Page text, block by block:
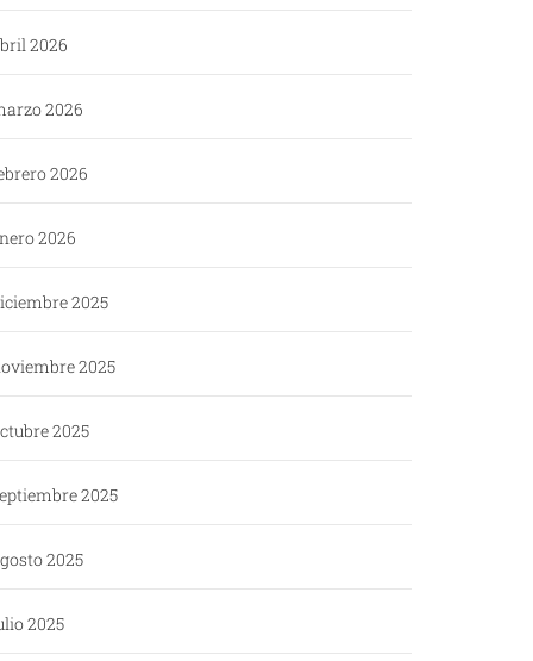
2026
2026
2026
2026
2025
2025
2025
2025
2025
2025